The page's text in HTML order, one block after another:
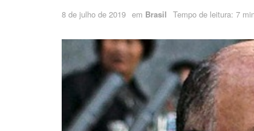
8 de julho de 2019 em Brasil Tempo de leitura: 7